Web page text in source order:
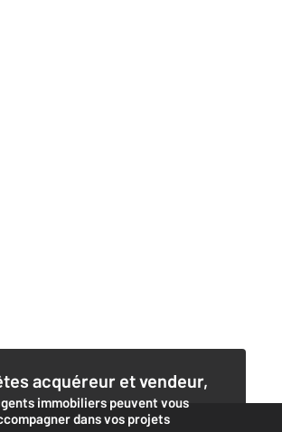
acquéreur et vendeur,
immobiliers peuvent vous
dans vos projets